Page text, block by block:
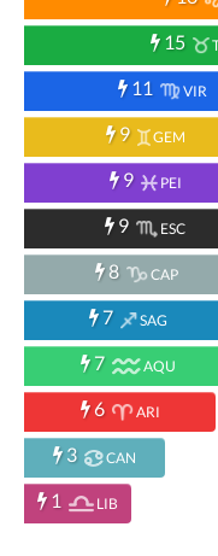
15
11 VIR
9 GEM
9 PEI
9 ESC
8 CAP
7 SAG
7 AQU
6 ARI
3 CAN
1 LIB